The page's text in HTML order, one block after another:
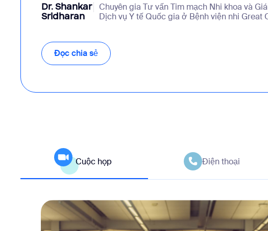
Dr. Shankar
Sridharan
Chuyên gia Tư vấn Tim mạch Nhi khoa và
Dịch vụ Y tế Quốc gia ở Bệnh viện nhi Great
Đọc chia sẻ
Cuộc họp Điện thoại